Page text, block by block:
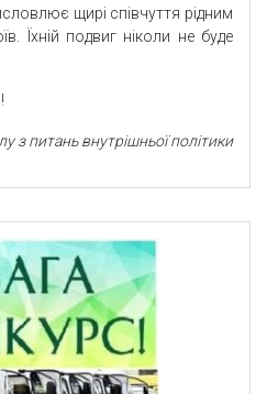
щирі співчуття рідним
Їхній подвиг ніколи не буде
з питань внутрішньої політики